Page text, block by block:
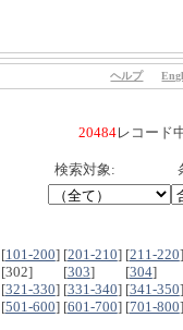
ヘルプ
20484レコード
検索対象:
[101-200] [201-210] [211-220
[302] [303] [304]
[321-330] [331-340] [341-350
[501-600] [601-700] [701-800